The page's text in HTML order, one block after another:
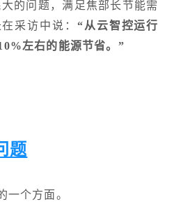
的问题，满足焦部长节能需
采访中说： “从云智控运行
左右的能源节省。”
题
一个方面。